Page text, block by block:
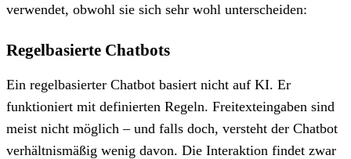
verwendet, obwohl sie sich sehr wohl unterscheiden:
Regelbasierte Chatbots
Ein regelbasierter Chatbot basiert nicht auf KI. Er
funktioniert mit definierten Regeln. Freitexteingaben sind
meist nicht möglich – und falls doch, versteht der Chatbot
verhältnismäßig wenig davon. Die Interaktion findet zwar